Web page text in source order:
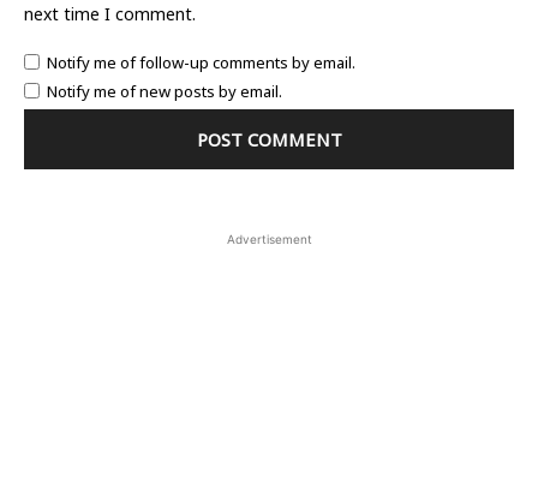
next time I comment.
Notify me of follow-up comments by email.
Notify me of new posts by email.
Advertisement